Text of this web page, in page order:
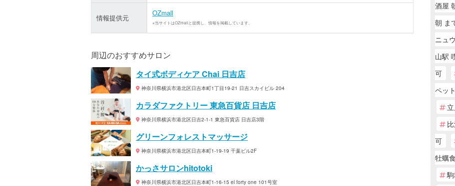
情報提供元
OZmall
※当サイトはOZmallと提携し、情報を掲載しています。
周辺のおすすめサロン
タイ式ボディケア Chai 日吉店
神奈川県横浜市港北区日吉本町1丁目19-21 日吉スカイビル 204
カラダファクトリー 東急百貨店 日吉店
神奈川県横浜市港北区日吉2-1-1 東急百貨店 日吉店3階
グリーンフォレストマッサージ
神奈川県横浜市港北区日吉本町1-19-19 千葉ビル2F
かっさサロンhitotoki
神奈川県横浜市港北区日吉本町1-16-15 el forty one 101号室
酒屋
朝 ま
ニュ
山駅
可
ペッ
可
牡蠣